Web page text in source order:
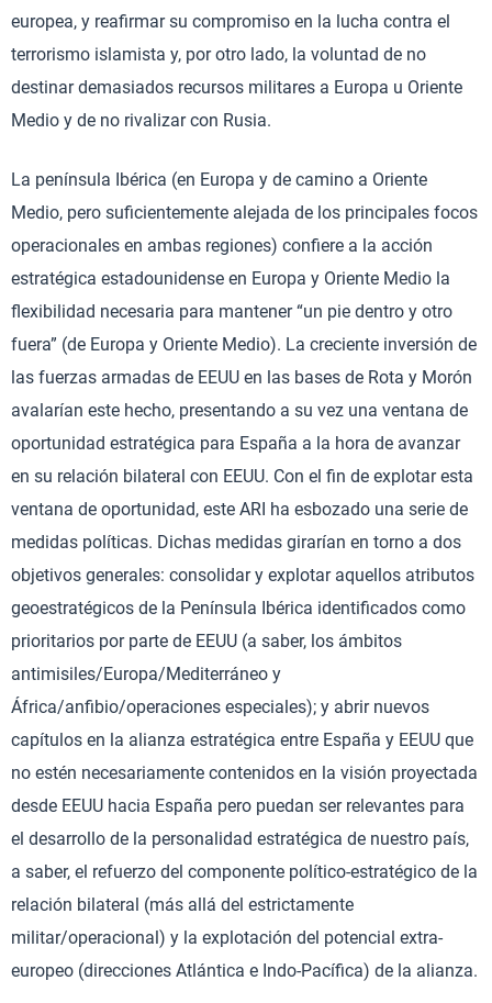
europea, y reafirmar su compromiso en la lucha contra el
terrorismo islamista y, por otro lado, la voluntad de no
destinar demasiados recursos militares a Europa u Oriente
Medio y de no rivalizar con Rusia.
La península Ibérica (en Europa y de camino a Oriente
Medio, pero suficientemente alejada de los principales focos
operacionales en ambas regiones) confiere a la acción
estratégica estadounidense en Europa y Oriente Medio la
flexibilidad necesaria para mantener “un pie dentro y otro
fuera” (de Europa y Oriente Medio). La creciente inversión de
las fuerzas armadas de EEUU en las bases de Rota y Morón
avalarían este hecho, presentando a su vez una ventana de
oportunidad estratégica para España a la hora de avanzar
en su relación bilateral con EEUU. Con el fin de explotar esta
ventana de oportunidad, este ARI ha esbozado una serie de
medidas políticas. Dichas medidas girarían en torno a dos
objetivos generales: consolidar y explotar aquellos atributos
geoestratégicos de la Península Ibérica identificados como
prioritarios por parte de EEUU (a saber, los ámbitos
antimisiles/Europa/Mediterráneo y
África/anfibio/operaciones especiales); y abrir nuevos
capítulos en la alianza estratégica entre España y EEUU que
no estén necesariamente contenidos en la visión proyectada
desde EEUU hacia España pero puedan ser relevantes para
el desarrollo de la personalidad estratégica de nuestro país,
a saber, el refuerzo del componente político-estratégico de la
relación bilateral (más allá del estrictamente
militar/operacional) y la explotación del potencial extra-
europeo (direcciones Atlántica e Indo-Pacífica) de la alianza.